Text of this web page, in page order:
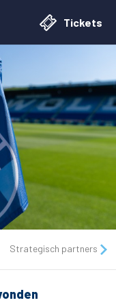
Tickets
Strategisch partners